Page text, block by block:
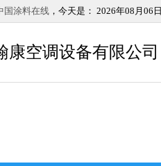
国涂料在线 ，今天是： 2026年08月06日
康空调设备有限公司